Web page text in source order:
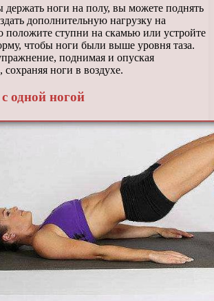
держать ноги на полу, вы можете поднять
дополнительную нагрузку на
положите ступни на скамью или устройте
чтобы ноги были выше уровня таза.
поднимая и опуская
ноги в воздухе.
одной ногой